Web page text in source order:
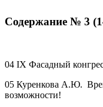
Содержание № 3
04 IX Фасадный
05 Куренкова А.Ю.
возможности!